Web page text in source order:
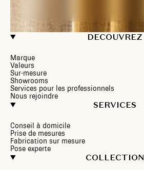
DECOUVREZ
Marque
Valeurs
Sur-mesure
Showrooms
Services pour les professionnels
Nous rejoindre
SERVICES
Conseil à domicile
Prise de mesures
Fabrication sur mesure
Pose experte
COLLECTION